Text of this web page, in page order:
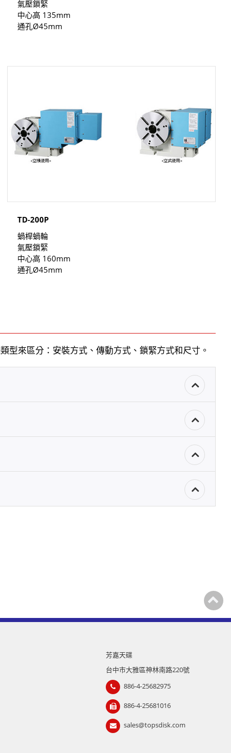
氣壓鎖緊
中心高 135mm
通孔Ø45mm
TD-200P
蝸桿蝸輪
氣壓鎖緊
中心高 160mm
通孔Ø45mm
型來區分：安裝方式、傳動方式、鎖緊方式和尺寸。
芳嘉天碟
台中市大雅區神林南路220號
886-4-25682975
886-4-25681016
sales@topsdisk.com